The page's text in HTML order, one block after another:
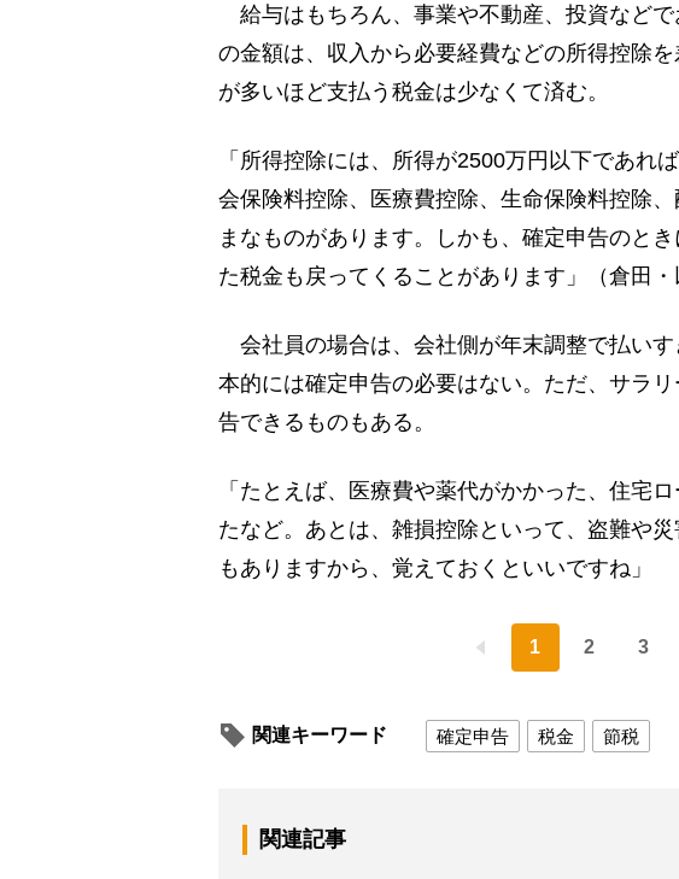
給与はもちろん、事業や不動産、投資など
の金額は、収入から必要経費などの所得控除
が多いほど支払う税金は少なくて済む。
「所得控除には、所得が2500万円以下であれ
会保険料控除、医療費控除、生命保険料控除
まなものがあります。しかも、確定申告のと
た税金も戻ってくることがあります」（倉田・
会社員の場合は、会社側が年末調整で払い
本的には確定申告の必要はない。ただ、サラ
告できるものもある。
「たとえば、医療費や薬代がかかった、住宅
たなど。あとは、雑損控除といって、盗難や
もありますから、覚えておくといいですね」
1 2 3
関連キーワード 確定申告 税金 節税
関連記事